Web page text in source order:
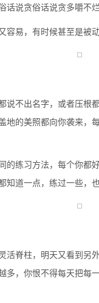
说贪俗话说贪多嚼不
易，有时候甚至是被
不出名字，或者压根
地的美照都向你袭来
的练习方法，每个你
道一点，练过一些，
活脊柱，明天又看到
，你恨不得每天把每